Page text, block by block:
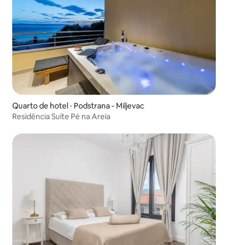
Quarto de hotel ⋅ Podstrana - Miljevac
Residência Suíte Pé na Areia